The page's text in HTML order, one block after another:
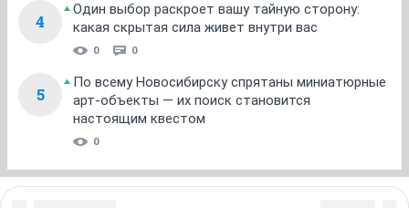
4
Один выбор раскроет вашу тайную сторону:
какая скрытая сила живет внутри вас
0 0
5
По всему Новосибирску спрятаны миниатюрные
арт-объекты — их поиск становится
настоящим квестом
0